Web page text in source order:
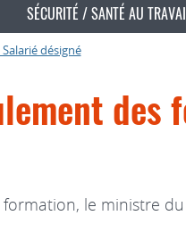
SÉCURITÉ / SANTÉ AU
Salarié désigné
des
le ministre